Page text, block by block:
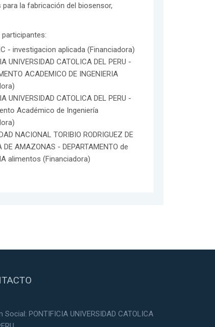
la fabricación del biosensor,
- investigacion aplicada (Financiadora)
UNIVERSIDAD CATOLICA DEL PERU -
ACADEMICO DE INGENIERIA
UNIVERSIDAD CATOLICA DEL PERU -
Académico de Ingeniería
NACIONAL TORIBIO RODRIGUEZ DE
DE AMAZONAS - DEPARTAMENTO de
alimentos (Financiadora)
Social: PONTIFICIA UNIVERSIDAD CATOLICA